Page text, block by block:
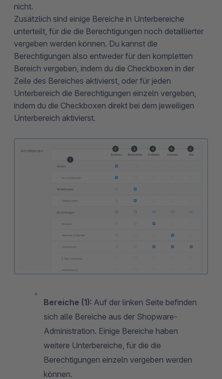
nicht.
Zusätzlich sind einige Bereiche in Unterbereiche
unterteilt, für die die Berechtigungen noch detaillierter
vergeben werden können. Du kannst die
Berechtigungen also entweder für den kompletten
Bereich vergeben, indem du die Checkboxen in der
Zeile des Bereiches aktivierst, oder für jeden
Unterbereich die Berechtigungen einzeln vergeben,
indem du die Checkboxen direkt bei dem jeweiligen
Unterbereich aktivierst.
Bereiche (1): Auf der linken Seite befinden
sich alle Bereiche aus der Shopware-
Administration. Einige Bereiche haben
weitere Unterbereiche, für die die
Berechtigungen einzeln vergeben werden
können.